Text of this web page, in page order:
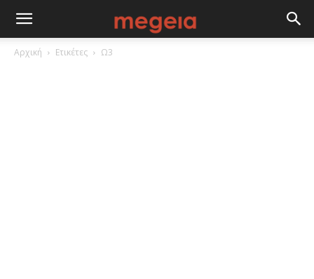
Αρχική Ετικέτες Ω3